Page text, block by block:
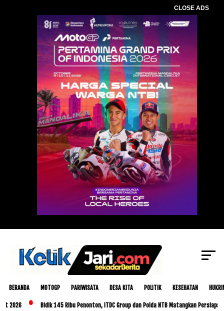
CLOSE ADS
BERANDA MOTOGP PARIWISATA DESA KITA POLITIK KESEHATAN
Bidik 145 Ribu Penonton, ITDC Group dan Polda NTB Matangkan Persiapan MotoGP